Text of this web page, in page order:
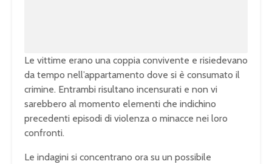
Le vittime erano una coppia convivente e risiedevano
da tempo nell’appartamento dove si è consumato il
crimine. Entrambi risultano incensurati e non vi
sarebbero al momento elementi che indichino
precedenti episodi di violenza o minacce nei loro
confronti.
Le indagini si concentrano ora su un possibile